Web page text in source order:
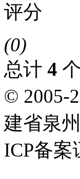
评分
(0)
总计 4
© 2005-
建省泉
ICP备案